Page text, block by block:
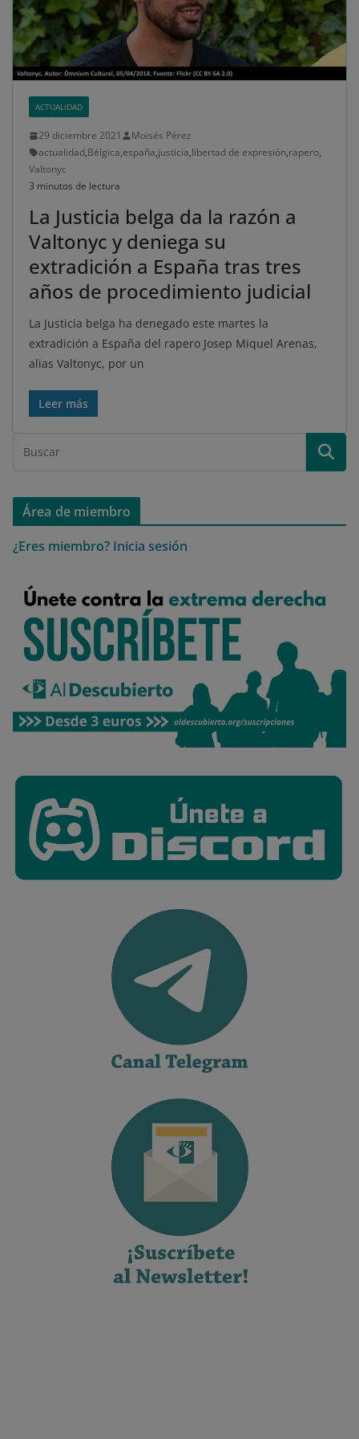
ACTUALIDAD
29 diciembre 2021
Moisés Pérez
actualidad,Bélgica,españa,justicia,libertad de expresión,rapero,
Valtonyc
3 minutos de lectura
La Justicia belga da la razón a
Valtonyc y deniega su
extradición a España tras tres
años de procedimiento judicial
La Justicia belga ha denegado este martes la
extradición a España del rapero Josep Miquel Arenas,
alias Valtonyc, por un
Leer más
Área de miembro
¿Eres miembro? Inicia sesión